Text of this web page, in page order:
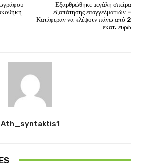
Εξαρθρώθηκε μεγάλη σπείρα
εξαπάτησης επαγγελματιών –
Κατάφεραν να κλέψουν πάνω από 2
εκατ. ευρώ
Ath_syntaktis1